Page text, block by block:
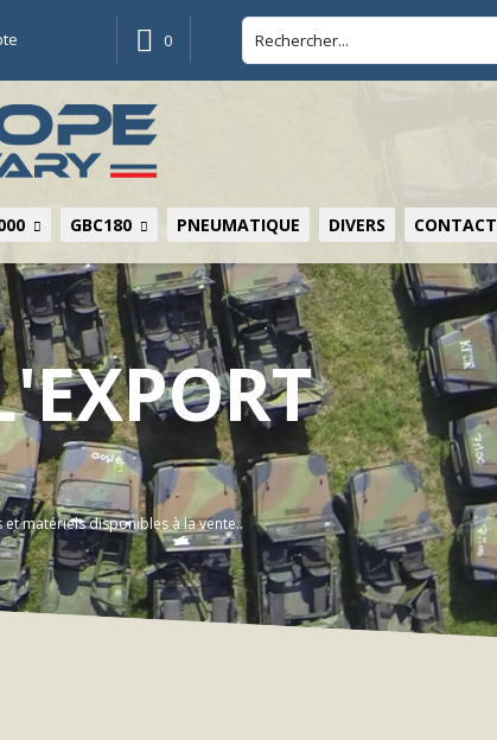
0
GBC180 PNEUMATIQUE DIVERS CONTACT
matériels disponibles à la vente..